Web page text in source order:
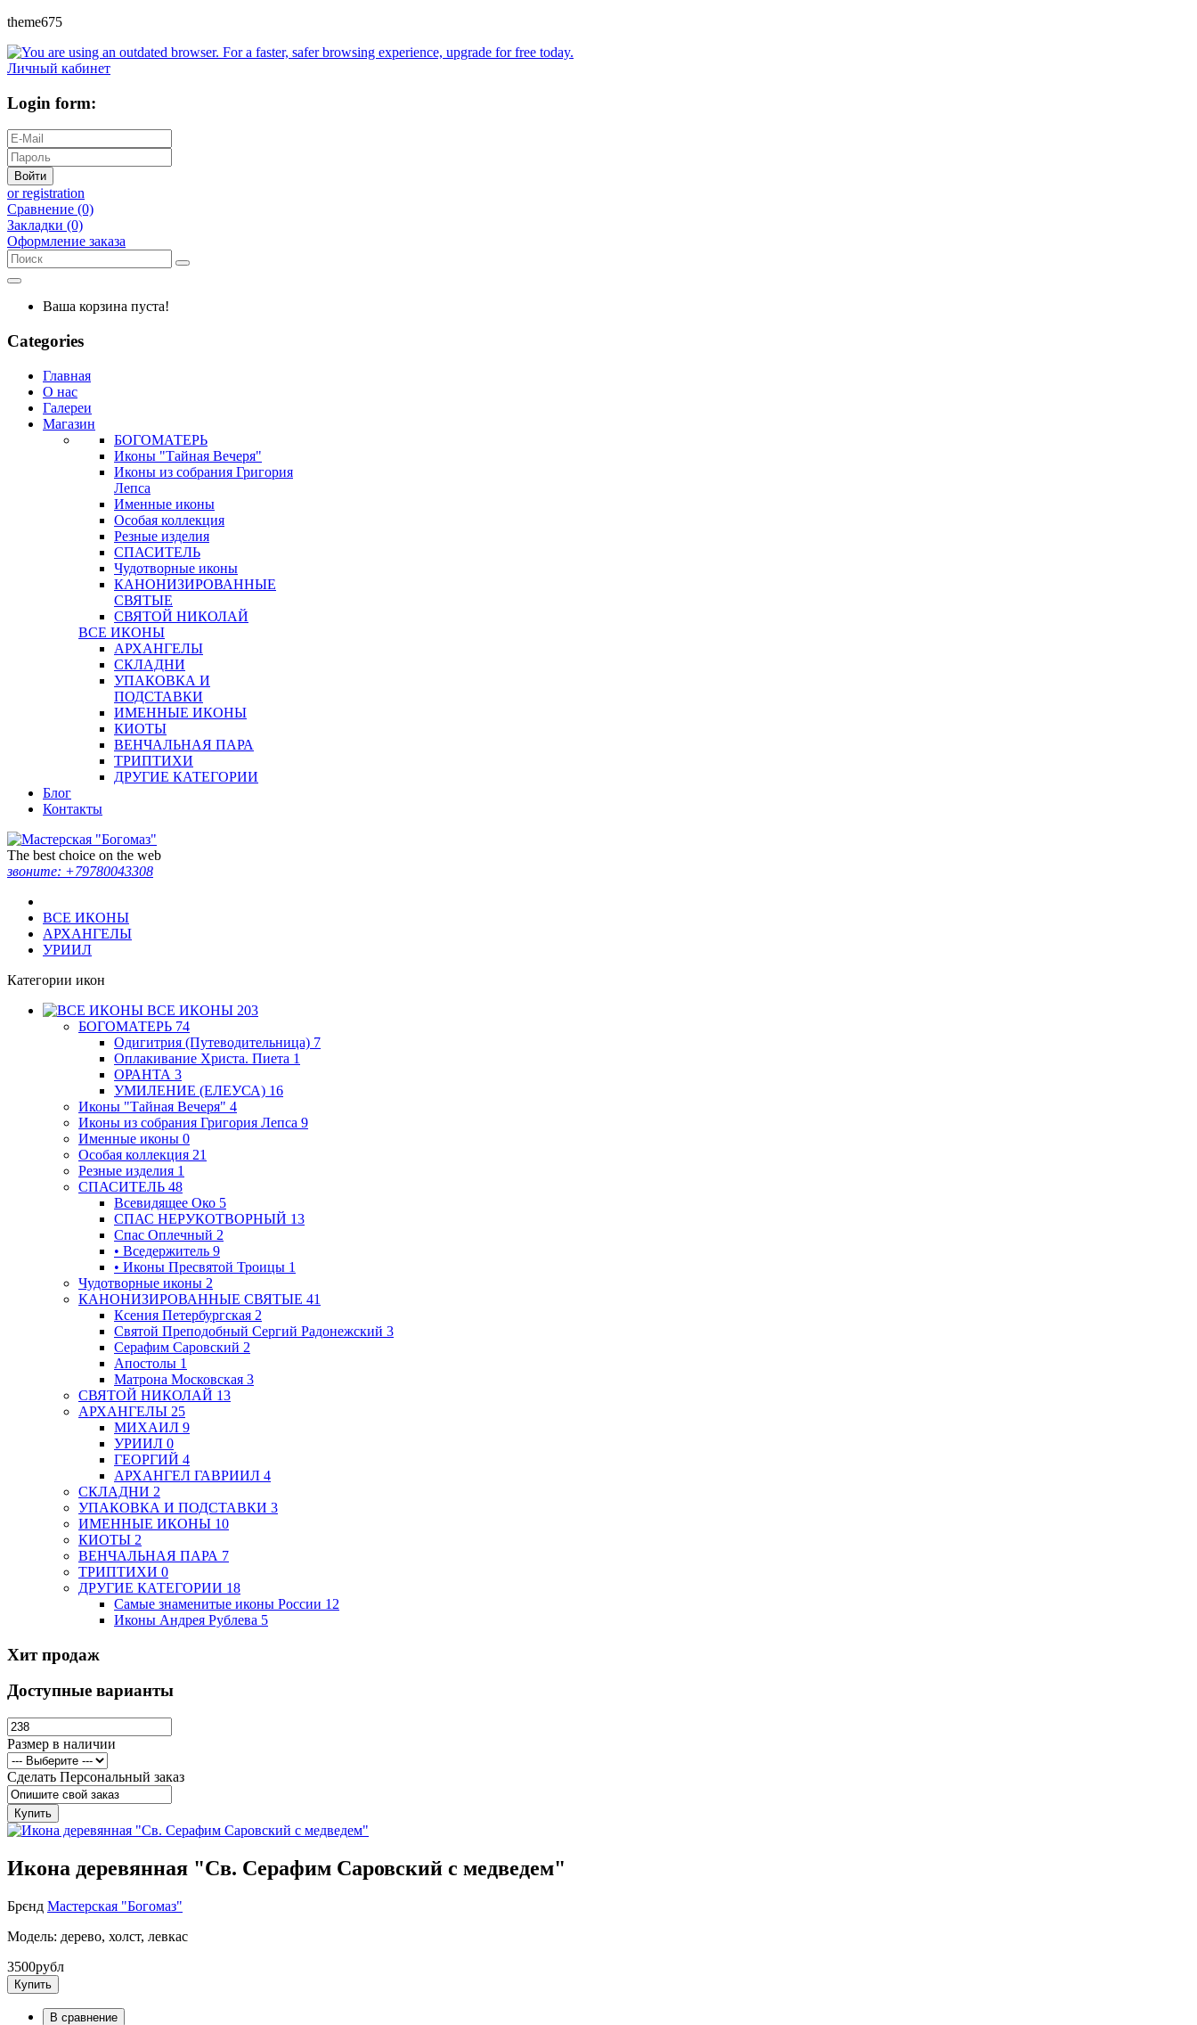
theme675
Личный кабинет
Login form:
Войти
or registration
Сравнение (0)
Закладки (0)
Оформление заказа
Ваша корзина пуста!
Categories
Главная
О нас
Галереи
Магазин
БОГОМАТЕРЬ
Иконы "Тайная Вечеря"
Иконы из собрания Григория
Лепса
Именные иконы
Особая коллекция
Резные изделия
СПАСИТЕЛЬ
Чудотворные иконы
КАНОНИЗИРОВАННЫЕ
СВЯТЫЕ
СВЯТОЙ НИКОЛАЙ
ВСЕ ИКОНЫ
АРХАНГЕЛЫ
СКЛАДНИ
УПАКОВКА И
ПОДСТАВКИ
ИМЕННЫЕ ИКОНЫ
КИОТЫ
ВЕНЧАЛЬНАЯ ПАРА
ТРИПТИХИ
ДРУГИЕ КАТЕГОРИИ
Блог
Контакты
The best choice on the web
звоните: +79780043308
ВСЕ ИКОНЫ
АРХАНГЕЛЫ
УРИИЛ
Категории икон
ВСЕ ИКОНЫ 203
БОГОМАТЕРЬ 74
Одигитрия (Путеводительница) 7
Оплакивание Христа. Пиета 1
ОРАНТА 3
УМИЛЕНИЕ (ЕЛЕУСА) 16
Иконы "Тайная Вечеря" 4
Иконы из собрания Григория Лепса 9
Именные иконы 0
Особая коллекция 21
Резные изделия 1
СПАСИТЕЛЬ 48
Всевидящее Око 5
СПАС НЕРУКОТВОРНЫЙ 13
Спас Оплечный 2
• Вседержитель 9
• Иконы Пресвятой Троицы 1
Чудотворные иконы 2
КАНОНИЗИРОВАННЫЕ СВЯТЫЕ 41
Ксения Петербургская 2
Святой Преподобный Сергий Радонежский 3
Серафим Саровский 2
Апостолы 1
Матрона Московская 3
СВЯТОЙ НИКОЛАЙ 13
АРХАНГЕЛЫ 25
МИХАИЛ 9
УРИИЛ 0
ГЕОРГИЙ 4
АРХАНГЕЛ ГАВРИИЛ 4
СКЛАДНИ 2
УПАКОВКА И ПОДСТАВКИ 3
ИМЕННЫЕ ИКОНЫ 10
КИОТЫ 2
ВЕНЧАЛЬНАЯ ПАРА 7
ТРИПТИХИ 0
ДРУГИЕ КАТЕГОРИИ 18
Самые знаменитые иконы России 12
Иконы Андрея Рублева 5
Хит продаж
Доступные варианты
Размер в наличии
Сделать Персональный заказ
Купить
Икона деревянная "Св. Серафим Саровский с медведем"
Брєнд Мастерская "Богомаз"
Модель: дерево, холст, левкас
3500рубл
Купить
В сравнение